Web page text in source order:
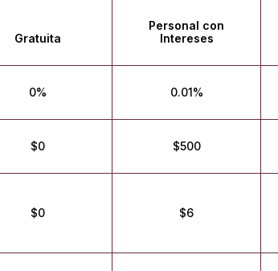
Gratuita
Personal con
Intereses
0% 0.01%
$0 $500
$0 $6